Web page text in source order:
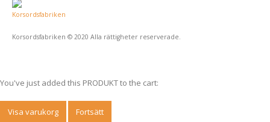
Korsordsfabriken © 2020 Alla rättigheter reserverade.
You've just added this PRODUKT to the cart:
Visa varukorg Fortsätt